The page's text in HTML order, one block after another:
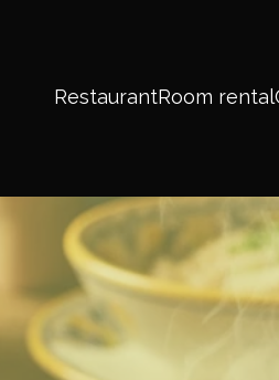
RestaurantRoom rental